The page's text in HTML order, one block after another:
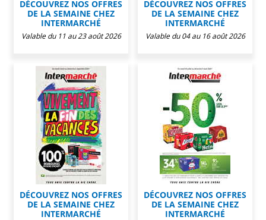
DÉCOUVREZ NOS OFFRES
DE LA SEMAINE CHEZ
INTERMARCHÉ
Valable du 11 au 23 août 2026
DÉCOUVREZ NOS OFFRES
DE LA SEMAINE CHEZ
INTERMARCHÉ
Valable du 04 au 16 août 2026
DÉCOUVREZ NOS OFFRES
DE LA SEMAINE CHEZ
INTERMARCHÉ
DÉCOUVREZ NOS OFFRES
DE LA SEMAINE CHEZ
INTERMARCHÉ